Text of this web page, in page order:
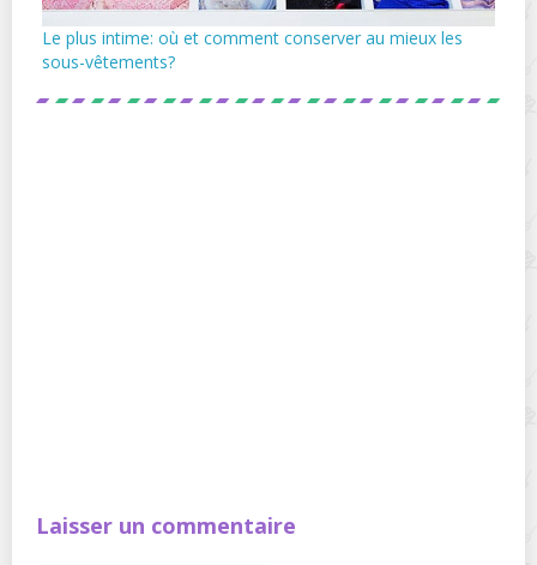
Le plus intime: où et comment conserver au mieux les
sous-vêtements?
Laisser un commentaire